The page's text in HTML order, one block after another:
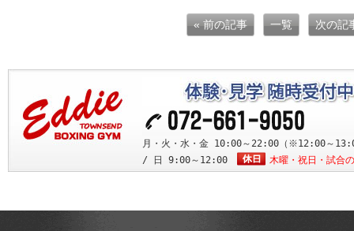
« 前の記事 一覧 次の記
月・火・水・金 10:00～22:00（※12:00～
/ 日 9:00～12:00
木曜・祝日・試合